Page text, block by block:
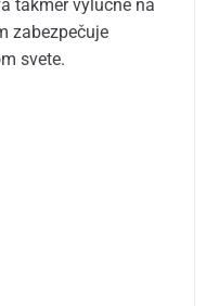
takmer výlučne na
zabezpečuje
svete.